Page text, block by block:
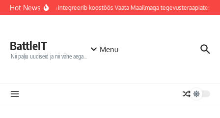
Sisu juurde
Hot NewsJõhvi haigla integreerib koostöös Vaata Maailmaga tegevusteraapiatesse
BattleIT
Nii palju uudiseid ja nii vähe aega…
Menu